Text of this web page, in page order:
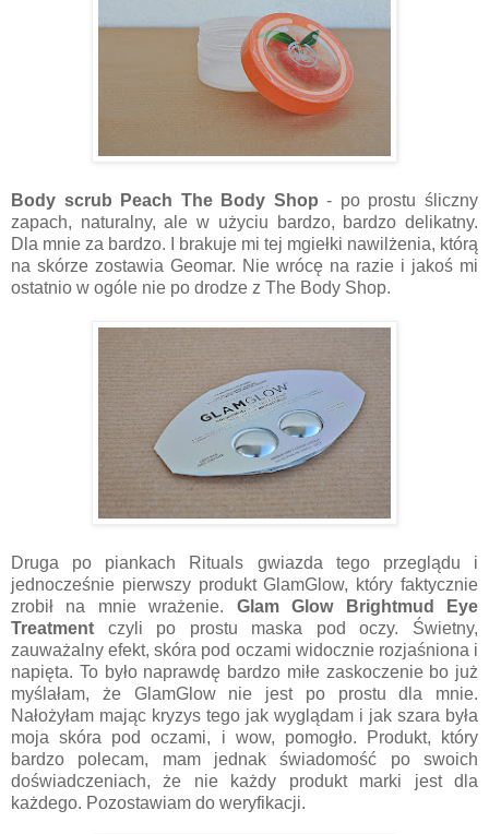
Body scrub Peach The Body Shop - po prostu śliczny
zapach, naturalny, ale w użyciu bardzo, bardzo delikatny.
Dla mnie za bardzo. I brakuje mi tej mgiełki nawilżenia, którą
na skórze zostawia Geomar. Nie wrócę na razie i jakoś mi
ostatnio w ogóle nie po drodze z The Body Shop.
Druga po piankach Rituals gwiazda tego przeglądu i
jednocześnie pierwszy produkt GlamGlow, który faktycznie
zrobił na mnie wrażenie. Glam Glow Brightmud Eye
Treatment czyli po prostu maska pod oczy. Świetny,
zauważalny efekt, skóra pod oczami widocznie rozjaśniona i
napięta. To było naprawdę bardzo miłe zaskoczenie bo już
myślałam, że GlamGlow nie jest po prostu dla mnie.
Nałożyłam mając kryzys tego jak wyglądam i jak szara była
moja skóra pod oczami, i wow, pomogło. Produkt, który
bardzo polecam, mam jednak świadomość po swoich
doświadczeniach, że nie każdy produkt marki jest dla
każdego. Pozostawiam do weryfikacji.